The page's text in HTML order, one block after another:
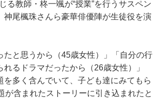
教師・柊一颯が“授業”を行うサスペン
尾楓珠さんら豪華俳優陣が生徒役を演
と思うから（45歳女性）」「自分の行
るドラマだったから（26歳女性）」
を多く含んでいて、子ども達にみてもら
含まれたストーリーに引き込まれたと